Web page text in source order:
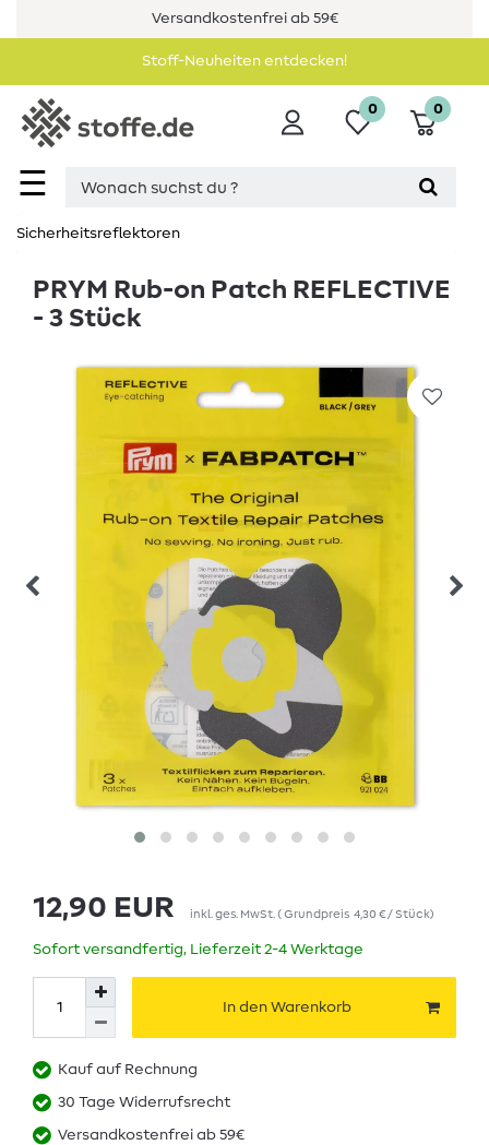
Versandkostenfrei ab 59€
Stoff-Neuheiten entdecken!
☰
0 0
Sicherheitsreflektoren
PRYM Rub-on Patch REFLECTIVE
- 3 Stück
12,90 EUR inkl. ges. MwSt.( Grundpreis 4,30 € / Stück)
Sofort versandfertig, Lieferzeit 2-4 Werktage
In den Warenkorb
Kauf auf Rechnung
30 Tage Widerrufsrecht
Versandkostenfrei ab 59€